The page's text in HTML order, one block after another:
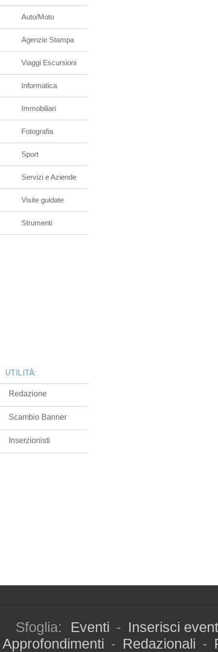
Auto/Moto
Agenzie Stampa
Viaggi Escursioni
Informatica
Immobiliari
Fotografia
Sport
Servizi e Aziende
Visite guidate
Strumenti
UTILITÀ:
Redazione
Scambio Banner
Inserzionisti
Sfoglia: Eventi - Inserisci
Approfondimenti - Redazionali -